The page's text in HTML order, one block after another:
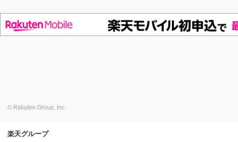
© Rakuten Group, Inc.
楽天グループ